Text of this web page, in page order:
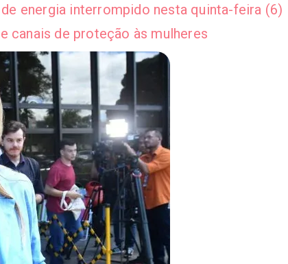
energia interrompido nesta quinta-feira (6)
canais de proteção às mulheres